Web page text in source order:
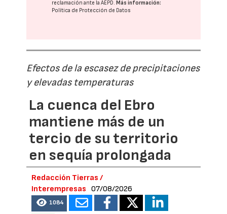
reclamación ante laAEPD.Más información:
Política de Protección de Datos
Efectos de la escasez de precipitaciones
y elevadas temperaturas
La cuenca del Ebro
mantiene más de un
tercio de su territorio
en sequía prolongada
Redacción Tierras /
Interempresas
07/08/2026
1084